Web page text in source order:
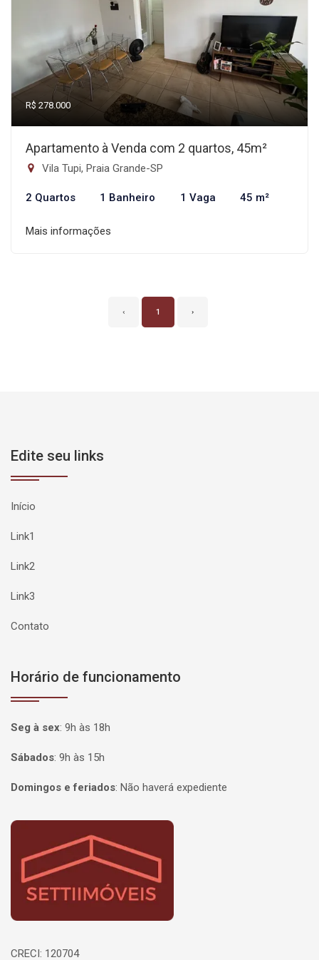
R$ 278.000
Apartamento à Venda com 2 quartos, 45m²
Vila Tupi, Praia Grande-SP
2 Quartos 1 Banheiro 1 Vaga 45 m²
Mais informações
‹ 1 ›
Edite seu links
Início
Link1
Link2
Link3
Contato
Horário de funcionamento
Seg à sex: 9h às 18h
Sábados: 9h às 15h
Domingos e feriados: Não haverá expediente
Página inicial
CRECI: 120704